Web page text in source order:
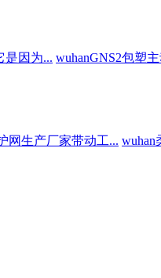
是因为... wuhanGNS2包塑
网生产厂家带动工... wuhan